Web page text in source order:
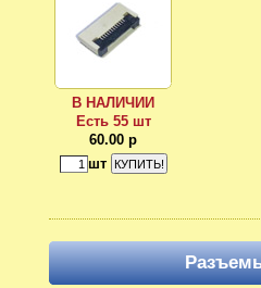
В НАЛИЧИИ
Есть 55 шт
60.00 р
шт